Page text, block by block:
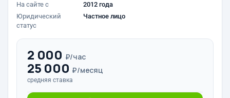
На сайте с
2012 года
Юридический
статус
Частное лицо
2 000 ₽/час
25 000 ₽/месяц
средняя ставка